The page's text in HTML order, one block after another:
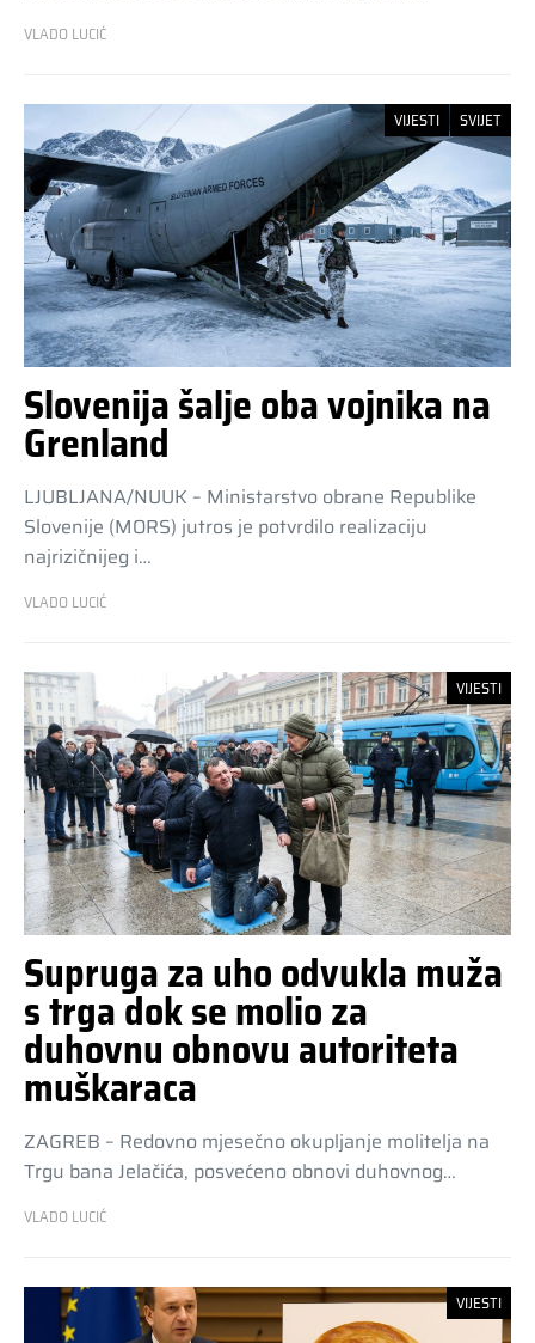
VLADO LUCIĆ
VIJESTI SVIJET
Slovenija šalje oba vojnika na
Grenland
LJUBLJANA/NUUK – Ministarstvo obrane Republike
Slovenije (MORS) jutros je potvrdilo realizaciju
najrizičnijeg i…
VLADO LUCIĆ
VIJESTI
Supruga za uho odvukla muža
s trga dok se molio za
duhovnu obnovu autoriteta
muškaraca
ZAGREB – Redovno mjesečno okupljanje molitelja na
Trgu bana Jelačića, posvećeno obnovi duhovnog…
VLADO LUCIĆ
VIJESTI